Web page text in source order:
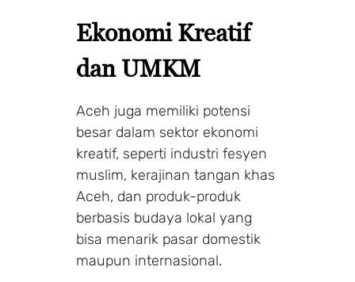
Ekonomi Kreatif
dan UMKM
Aceh juga memiliki potensi
besar dalam sektor ekonomi
kreatif, seperti industri fesyen
muslim, kerajinan tangan khas
Aceh, dan produk-produk
berbasis budaya lokal yang
bisa menarik pasar domestik
maupun internasional.